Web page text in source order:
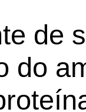
de
do